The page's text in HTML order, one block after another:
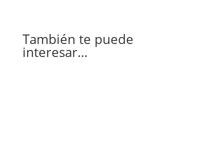
También te puede
interesar…